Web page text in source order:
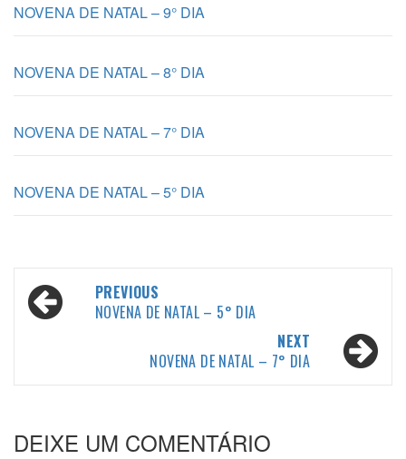
NOVENA DE NATAL – 9° DIA
NOVENA DE NATAL – 8° DIA
NOVENA DE NATAL – 7° DIA
NOVENA DE NATAL – 5° DIA
Post
navigation
PREVIOUS
NOVENA DE NATAL – 5° DIA
NEXT
NOVENA DE NATAL – 7° DIA
DEIXE UM COMENTÁRIO